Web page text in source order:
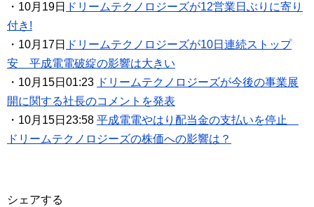
・10月19日 ドリームテクノロジーズが12営業日ぶりに寄り
付き!
・10月17日 ドリームテクノロジーズが10日連続ストップ
安 平成電電破綻の影響は大きい
・10月15日01:23 ドリームテクノロジーズが今後の事業展
開に関する社長のコメントを発表
・10月15日23:58 平成電電やはり配当金の支払いを停止
ドリームテクノロジーズの株価への影響は？
シェアする